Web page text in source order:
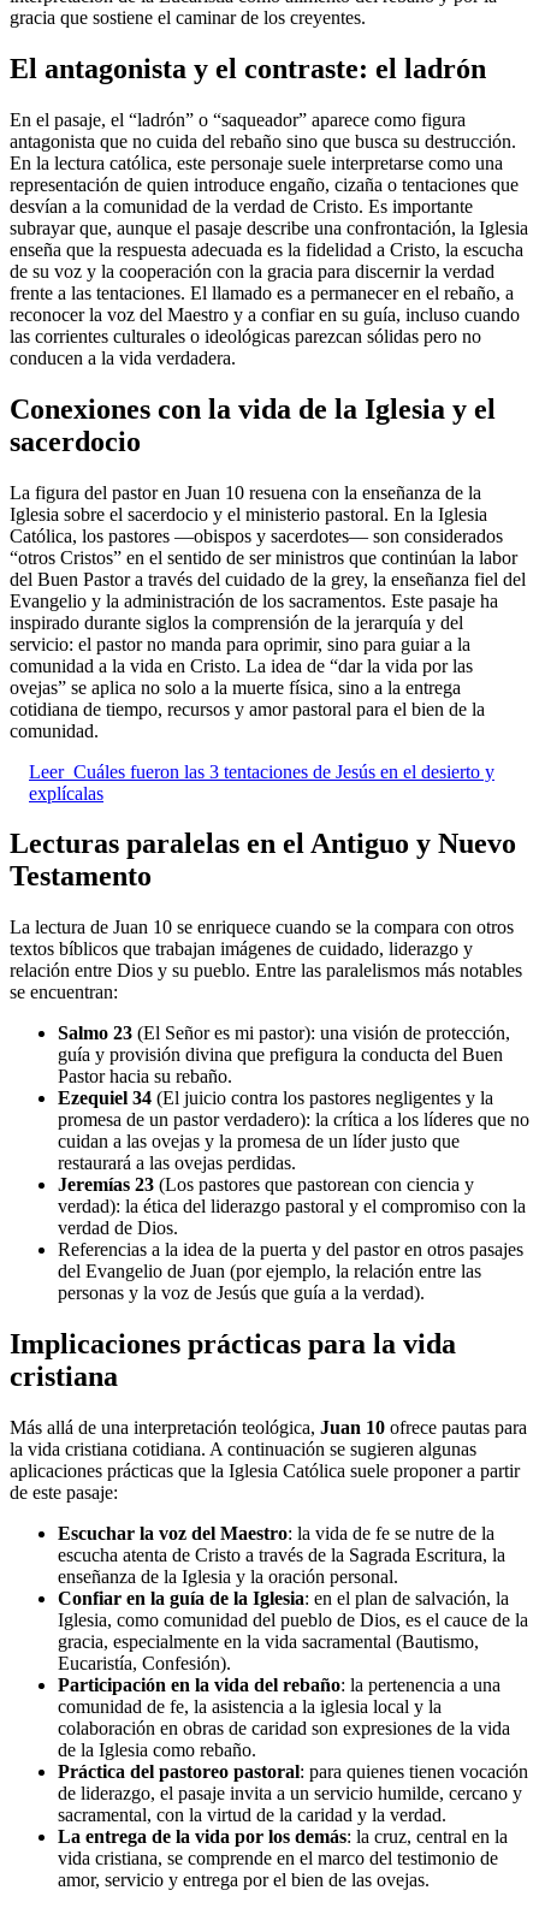
gracia que sostiene el caminar de los creyentes.
El antagonista y el contraste: el ladrón
En el pasaje, el “ladrón” o “saqueador” aparece como figura
antagonista que no cuida del rebaño sino que busca su destrucción.
En la lectura católica, este personaje suele interpretarse como una
representación de quien introduce engaño, cizaña o tentaciones que
desvían a la comunidad de la verdad de Cristo. Es importante
subrayar que, aunque el pasaje describe una confrontación, la Iglesia
enseña que la respuesta adecuada es la fidelidad a Cristo, la escucha
de su voz y la cooperación con la gracia para discernir la verdad
frente a las tentaciones. El llamado es a permanecer en el rebaño, a
reconocer la voz del Maestro y a confiar en su guía, incluso cuando
las corrientes culturales o ideológicas parezcan sólidas pero no
conducen a la vida verdadera.
Conexiones con la vida de la Iglesia y el
sacerdocio
La figura del pastor en Juan 10 resuena con la enseñanza de la
Iglesia sobre el sacerdocio y el ministerio pastoral. En la Iglesia
Católica, los pastores —obispos y sacerdotes— son considerados
“otros Cristos” en el sentido de ser ministros que continúan la labor
del Buen Pastor a través del cuidado de la grey, la enseñanza fiel del
Evangelio y la administración de los sacramentos. Este pasaje ha
inspirado durante siglos la comprensión de la jerarquía y del
servicio: el pastor no manda para oprimir, sino para guiar a la
comunidad a la vida en Cristo. La idea de “dar la vida por las
ovejas” se aplica no solo a la muerte física, sino a la entrega
cotidiana de tiempo, recursos y amor pastoral para el bien de la
comunidad.
Leer Cuáles fueron las 3 tentaciones de Jesús en el desierto y
explícalas
Lecturas paralelas en el Antiguo y Nuevo
Testamento
La lectura de Juan 10 se enriquece cuando se la compara con otros
textos bíblicos que trabajan imágenes de cuidado, liderazgo y
relación entre Dios y su pueblo. Entre las paralelismos más notables
se encuentran:
Salmo 23 (El Señor es mi pastor): una visión de protección,
guía y provisión divina que prefigura la conducta del Buen
Pastor hacia su rebaño.
Ezequiel 34 (El juicio contra los pastores negligentes y la
promesa de un pastor verdadero): la crítica a los líderes que no
cuidan a las ovejas y la promesa de un líder justo que
restaurará a las ovejas perdidas.
Jeremías 23 (Los pastores que pastorean con ciencia y
verdad): la ética del liderazgo pastoral y el compromiso con la
verdad de Dios.
Referencias a la idea de la puerta y del pastor en otros pasajes
del Evangelio de Juan (por ejemplo, la relación entre las
personas y la voz de Jesús que guía a la verdad).
Implicaciones prácticas para la vida
cristiana
Más allá de una interpretación teológica, Juan 10 ofrece pautas para
la vida cristiana cotidiana. A continuación se sugieren algunas
aplicaciones prácticas que la Iglesia Católica suele proponer a partir
de este pasaje:
Escuchar la voz del Maestro: la vida de fe se nutre de la
escucha atenta de Cristo a través de la Sagrada Escritura, la
enseñanza de la Iglesia y la oración personal.
Confiar en la guía de la Iglesia: en el plan de salvación, la
Iglesia, como comunidad del pueblo de Dios, es el cauce de la
gracia, especialmente en la vida sacramental (Bautismo,
Eucaristía, Confesión).
Participación en la vida del rebaño: la pertenencia a una
comunidad de fe, la asistencia a la iglesia local y la
colaboración en obras de caridad son expresiones de la vida
de la Iglesia como rebaño.
Práctica del pastoreo pastoral: para quienes tienen vocación
de liderazgo, el pasaje invita a un servicio humilde, cercano y
sacramental, con la virtud de la caridad y la verdad.
La entrega de la vida por los demás: la cruz, central en la
vida cristiana, se comprende en el marco del testimonio de
amor, servicio y entrega por el bien de las ovejas.